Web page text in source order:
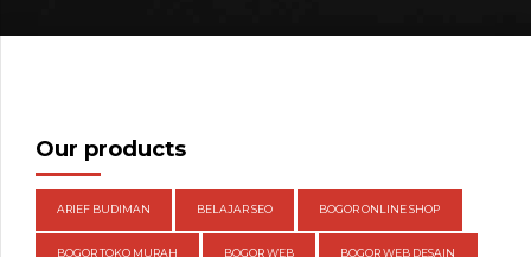
Our products
ARIEF BUDIMAN BELAJAR SEO BOGOR ONLINE SHOP
BOGOR TOKO MURAH BOGOR WEB BOGOR WEB DESAIN